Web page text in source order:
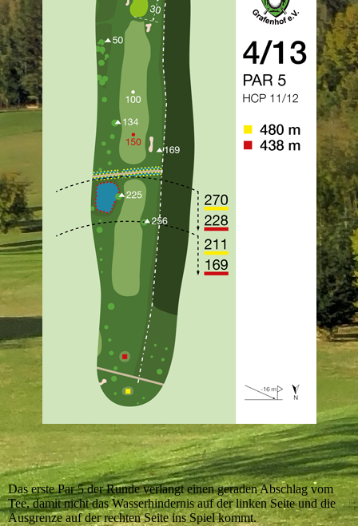
Das erste Par 5 der Runde verlangt einen geraden Abschlag vom
Tee, damit nicht das Wasserhindernis auf der linken Seite und die
Ausgrenze auf der rechten Seite ins Spiel kommt.